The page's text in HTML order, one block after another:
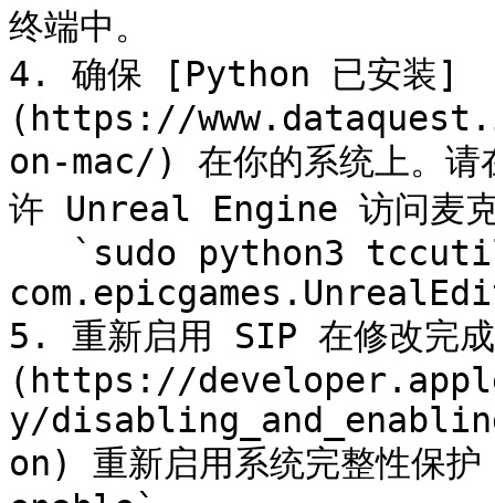
终端中。
4. 确保 [Python 已安装]
(https://
on-mac/) 在你的系统上。
许 Unreal Engine 访问麦
5. 重新启用 SIP 在修改完
(https://
y/
on) 重新启用系统完整性保